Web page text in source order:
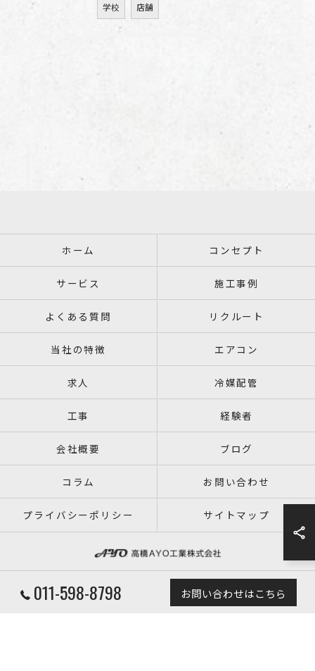
学校 店舗
011-598-8798 お問い合わせはこちら
ホーム コンセプト
サービス 施工事例
よくある質問 リクルート
当社の特徴 エアコン
求人 冷媒配管
工事 経験者
会社概要 ブログ
コラム お問い合わせ
プライバシーポリシー サイトマップ
© 2026 北海道札幌の空調設備なら高橋AYO工業株式会社 ALL RIGHTS RESERVED.